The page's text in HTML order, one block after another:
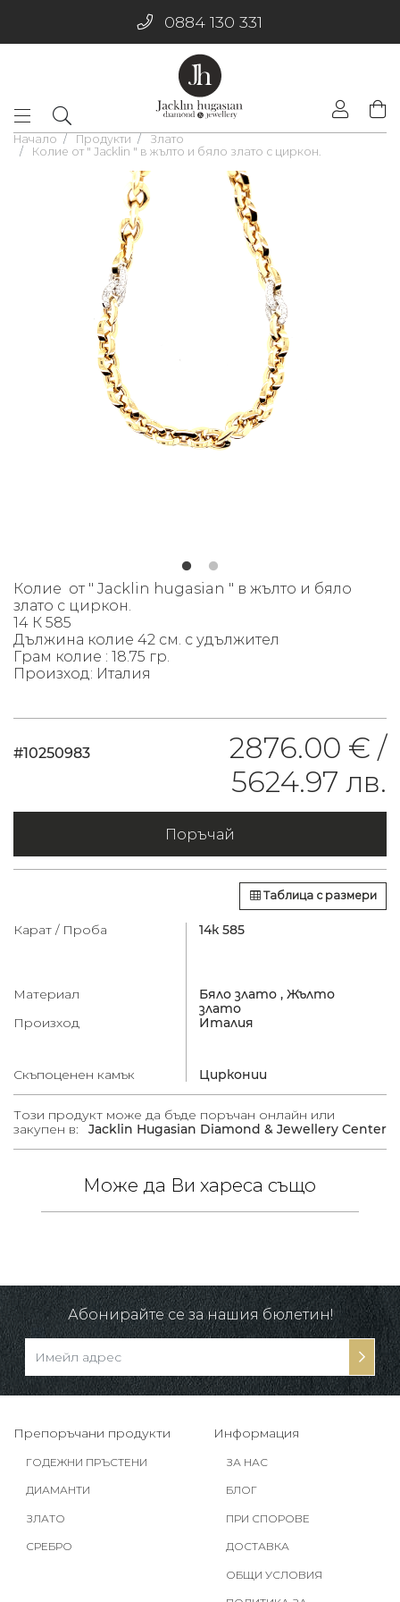
0884 130 331
Начало Продукти
Злато
Колие от " Jacklin " в жълто и бяло злато с циркон.
Колие от " Jacklin hugasian " в жълто и бяло
злато с циркон.
14 К 585
Дължина колие 42 см. с удължител
Грам колие : 18.75 гр.
Произход: Италия
#10250983
2876.00 € /
5624.97 лв.
Поръчай
Таблица с размери
Карат / Проба 14к 585
Материал Бяло злато , Жълто
злато
Произход
Италия
Скъпоценен камък Цирконии
Този продукт може да бъде поръчан онлайн или
закупен в:
Jacklin Hugasian Diamond & Jewellery Center
Може да Ви хареса също
Абонирайте се за нашия бюлетин!
Препоръчани продукти
ГОДЕЖНИ ПРЪСТЕНИ
ДИАМАНТИ
ЗЛАТО
СРЕБРО
Информация
ЗА НАС
БЛОГ
ПРИ СПОРОВЕ
ДОСТАВКА
ОБЩИ УСЛОВИЯ